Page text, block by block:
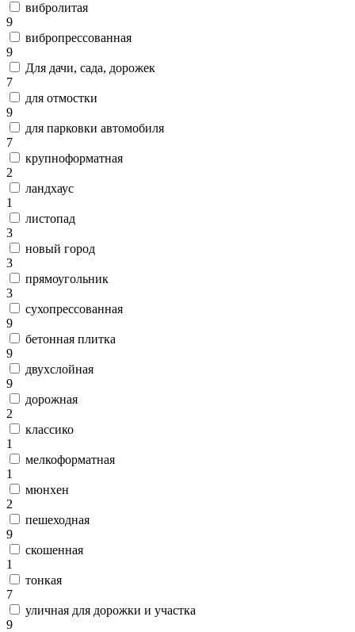
вибролитая
9
вибропрессованная
9
Для дачи, сада, дорожек
7
для отмостки
9
для парковки автомобиля
7
крупноформатная
2
ландхаус
1
листопад
3
новый город
3
прямоугольник
3
сухопрессованная
9
бетонная плитка
9
двухслойная
9
дорожная
2
классико
1
мелкоформатная
1
мюнхен
2
пешеходная
9
скошенная
1
тонкая
7
уличная для дорожки и участка
9